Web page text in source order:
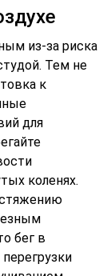
из-за риска
Тем не
к
для
коленях.
бег в